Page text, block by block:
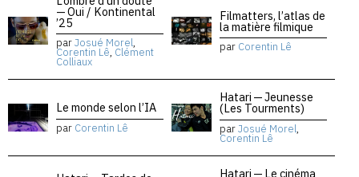
— Oui / Kontinental
’25
parJosué Morel,
Corentin Lê, Clément
Colliaux
Filmatters, l’atlas de
la matière filmique
par Corentin Lê
Le monde selon l’IA
par Corentin Lê
Hatari — Jeunesse
(Les Tourments)
parJosué Morel,
Corentin Lê
Hatari — Le cinéma